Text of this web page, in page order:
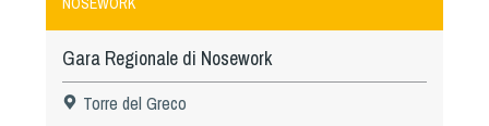
Gara Regionale di Nosework
Torre del Greco